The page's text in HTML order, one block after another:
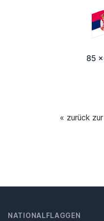
85
« zurück
NATIONALFLAGGEN